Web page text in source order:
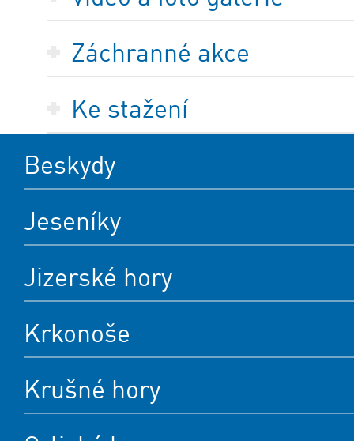
Záchranné akce
Ke stažení
Beskydy
Jeseníky
Jizerské hory
Krkonoše
Krušné hory